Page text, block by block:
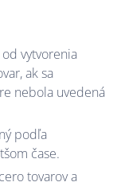
vytvorenia
ak sa
nebola uvedená
podľa
čase.
tovarov a